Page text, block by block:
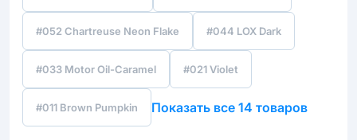
#052 Chartreuse Neon Flake #044 LOX Dark
#033 Motor Oil-Caramel #021 Violet
#011 Brown Pumpkin Показать все 14 товаров